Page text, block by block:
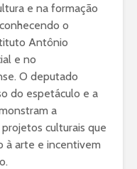
e na formação
o
Antônio
e no
O deputado
do espetáculo e a
a
culturais que
à arte e incentivem